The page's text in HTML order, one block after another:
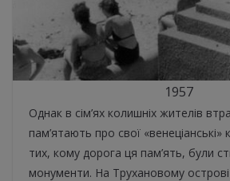
1957
Однак в сім’ях колишніх жителів
пам’ятають про свої
тих, кому дорога ця пам’ять, були
монументи. На Трухановому острові